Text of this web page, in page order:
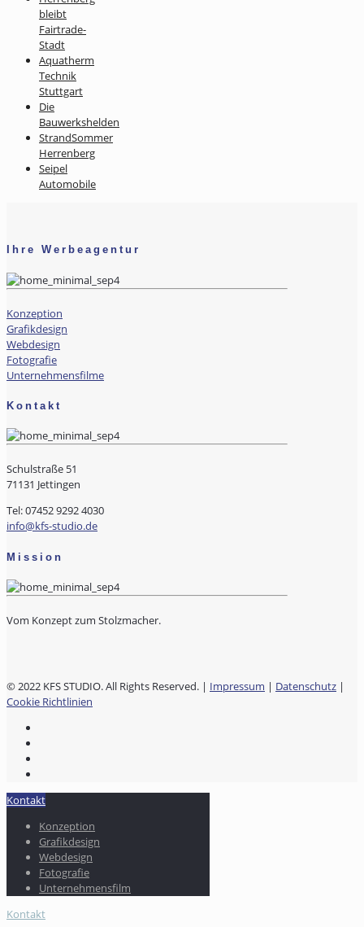
bleibt
Fairtrade-
Stadt
Aquatherm
Technik
Stuttgart
Die
Bauwerkshelden
StrandSommer
Herrenberg
Seipel
Automobile
Ihre Werbeagentur
Konzeption
Grafikdesign
Webdesign
Fotografie
Unternehmensfilme
Kontakt
Schulstraße 51
71131 Jettingen
Tel: 07452 9292 4030
info@kfs-studio.de
Mission
Vom Konzept zum Stolzmacher.
© 2022 KFS STUDIO. All Rights Reserved. | Impressum | Datenschutz |
Cookie Richtlinien
Kontakt
Konzeption
Grafikdesign
Webdesign
Fotografie
Unternehmensfilm
Kontakt